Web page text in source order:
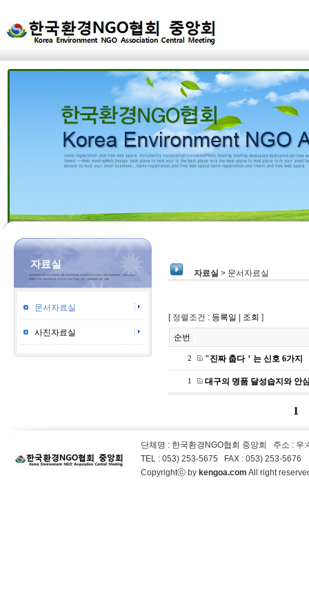
자료실
문서자료실
사진자료실
자료실 > 문서자료실
[ 정렬조건 : 등록일 조회 ]
순번
2 "진짜 춥다＇는 신호 6가지
1 대구의 명품 달성습지와 안
1
단체명 : 한국환경NGO협회 중앙회 주소 : 우
TEL : 053) 253-5675 FAX : 053) 253-5676
Copyrightⓒ by kengoa.com All right